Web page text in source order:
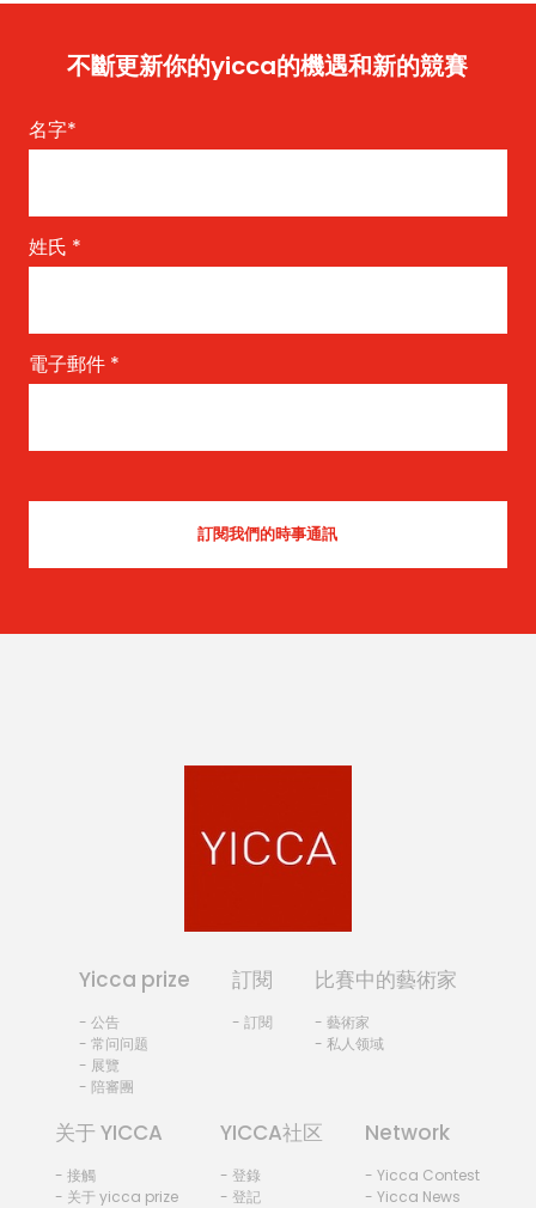
不斷更新你的yicca的機遇和新的競賽
名字*
姓氏 *
電子郵件 *
Yicca prize
- 公告
- 常问问题
- 展覽
- 陪審團
訂閱
- 訂閱
比賽中的藝術家
- 藝術家
- 私人领域
关于 YICCA
- 接觸
- 关于 yicca prize
YICCA社区
- 登錄
- 登記
Network
- Yicca Contest
- Yicca News